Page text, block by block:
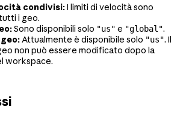
condivisi:I limiti di velocità sono
i geo.
Sono disponibili solo "us" e "global".
Attualmente è disponibile solo "us". Il
non può essere modificato dopo la
workspace.